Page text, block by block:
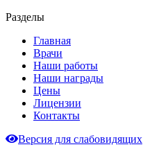
Разделы
Главная
Врачи
Наши работы
Наши награды
Цены
Лицензии
Контакты
Версия для слабовидящих